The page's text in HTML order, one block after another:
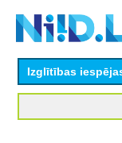
Izglītības